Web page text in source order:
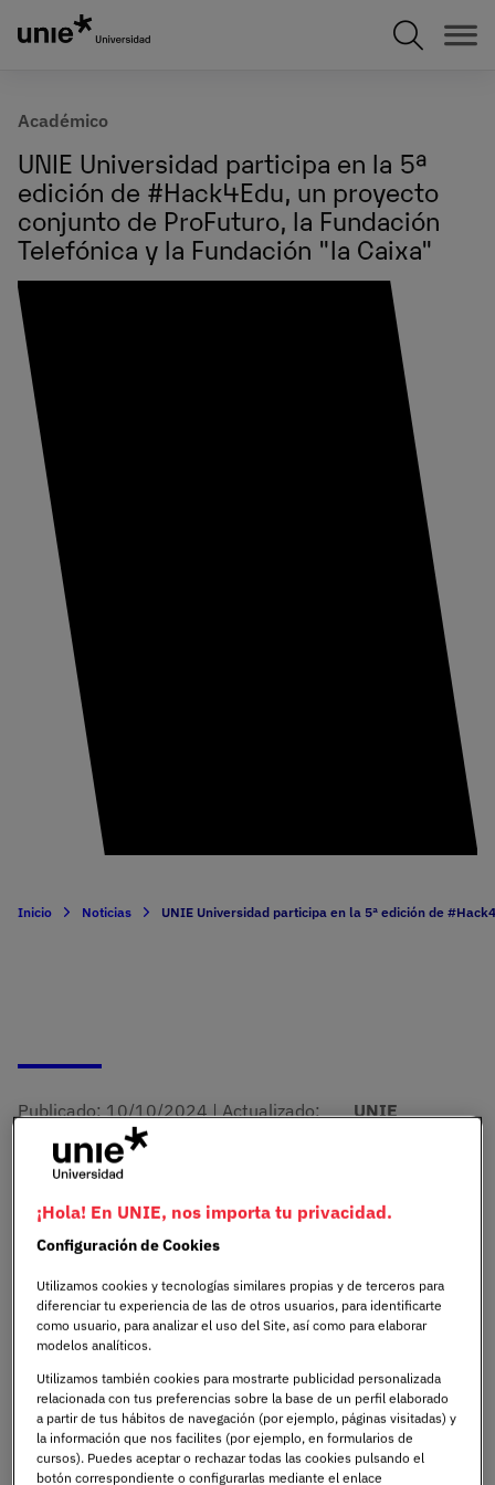
Académico
UNIE Universidad participa en la 5ª
edición de #Hack4Edu, un proyecto
conjunto de ProFuturo, la Fundación
Telefónica y la Fundación "la Caixa"
Inicio Noticias UNIE Universidad participa en la 5ª edición de
Publicado: 10/10/2024|Actualizado:
UNIE
Hackathon
ProFuturo y la Universidad Pontificia de Salamanca
(UPSA), con el apoyo de la Red de Cátedras
Telefónica, se llevará a cabo del 21 al 25 de
octubre, y las inscripciones estarán abiertas hasta
el 18 de octubre. Puedesinscribirte en el
hackathona través de UNIE Universidad.
Esta nueva edición de #hack4edu busca soluciones
¡Hola! En UNIE, nos importa tu privacidad.
Configuración de Cookies
Utilizamos cookies y tecnologías similares propias y de terceros para
diferenciar tu experiencia de las de otros usuarios, para identificarte
como usuario, para analizar el uso del Site, así como para elaborar
modelos analíticos.
Utilizamos también cookies para mostrarte publicidad personalizada
relacionada con tus preferencias sobre la base de un perfil elaborado
a partir de tus hábitos de navegación (por ejemplo, páginas visitadas) y
la información que nos facilites (por ejemplo, en formularios de
cursos). Puedes aceptar o rechazar todas las cookies pulsando el
botón correspondiente o configurarlas mediante el enlace